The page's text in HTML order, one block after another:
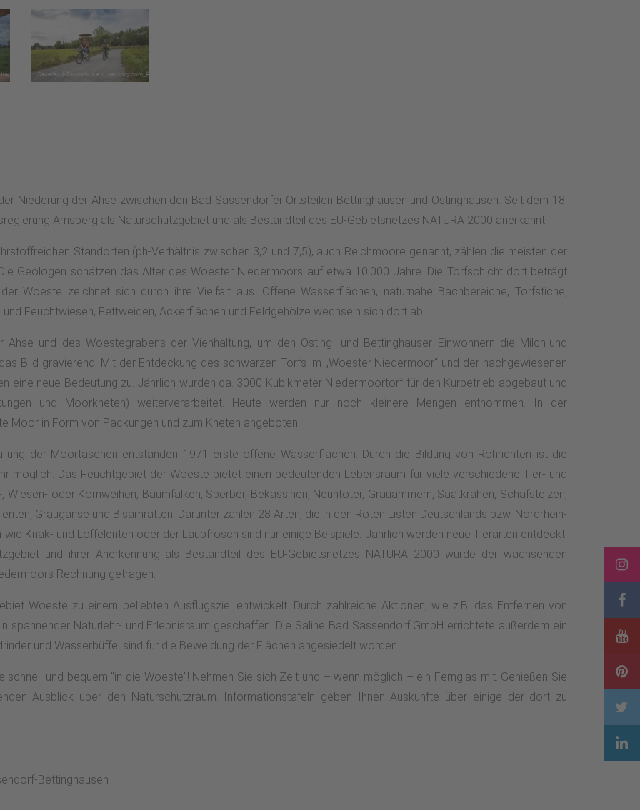
Niederung der Ahse zwischen den Bad Sassendorfer Ortsteilen Bettinghausen und Ostinghausen. Seit dem 18.
Arnsberg als Naturschutzgebiet und als Bestandteil des EU-Gebietsnetzes NATURA 2000 anerkannt.
Standorten (ph-Verhältnis zwischen 3,2 und 7,5), auch Reichmoore genannt, zählen die meisten der
Geologen schätzen das Alter des Woester Niedermoors auf etwa 10.000 Jahre. Die Torfschicht dort beträgt
Woeste zeichnet sich durch ihre Vielfalt aus. Offene Wasserflächen, naturnahe Bachbereiche, Torfstiche,
Feuchtwiesen, Fettweiden, Ackerflächen und Feldgehölze wechseln sich dort ab.
und des Woestegrabens der Viehhaltung, um den Osting- und Bettinghauser Einwohnern die Milch-und
Bild gravierend. Mit der Entdeckung des schwarzen Torfs im „Woester Niedermoor“ und der nachgewiesenen
eine neue Bedeutung zu. Jährlich wurden ca. 3000 Kubikmeter Niedermoortorf für den Kurbetrieb abgebaut und
und Moorkneten) weiterverarbeitet. Heute werden nur noch kleinere Mengen entnommen. In der
Moor in Form von Packungen und zum Kneten angeboten.
der Moortaschen entstanden 1971 erste offene Wasserflächen. Durch die Bildung von Röhrichten ist die
möglich. Das Feuchtgebiet der Woeste bietet einen bedeutenden Lebensraum für viele verschiedene Tier- und
oder Kornweihen, Baumfalken, Sperber, Bekassinen, Neuntöter, Grauammern, Saatkrähen, Schafstelzen,
Graugänse und Bisamratten. Darunter zählen 28 Arten, die in den Roten Listen Deutschlands bzw. Nordrhein-
Knäk- und Löffelenten oder der Laubfrosch sind nur einige Beispiele. Jährlich werden neue Tierarten entdeckt.
und ihrer Anerkennung als Bestandteil des EU-Gebietsnetzes NATURA 2000 wurde der wachsenden
Rechnung getragen.
Woeste zu einem beliebten Ausflugsziel entwickelt. Durch zahlreiche Aktionen, wie z.B. das Entfernen von
spannender Naturlehr- und Erlebnisraum geschaffen. Die Saline Bad Sassendorf GmbH errichtete außerdem ein
und Wasserbüffel sind für die Beweidung der Flächen angesiedelt worden.
und bequem "in die Woeste"! Nehmen Sie sich Zeit und – wenn möglich – ein Fernglas mit. Genießen Sie
Ausblick über den Naturschutzraum. Informationstafeln geben Ihnen Auskünfte über einige der dort zu
Bettinghausen